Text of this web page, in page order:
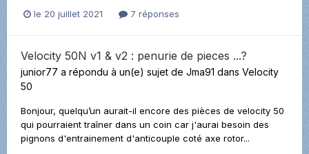
le 20 juillet 2021 7 réponses
Velocity 50N v1 & v2 : penurie de pieces ...?
junior77 a répondu à un(e) sujet de Jma91 dans Velocity
50
Bonjour, quelqu’un aurait-il encore des pièces de velocity 50
qui pourraient traîner dans un coin car j'aurai besoin des
pignons d'entrainement d'anticouple coté axe rotor...